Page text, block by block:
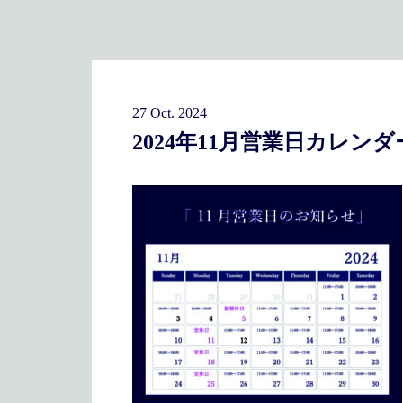
27 Oct. 2024
2024年11月営業日カレンダ